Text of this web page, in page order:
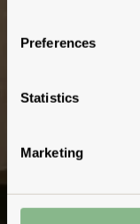
Preferences
Statistics
Marketing